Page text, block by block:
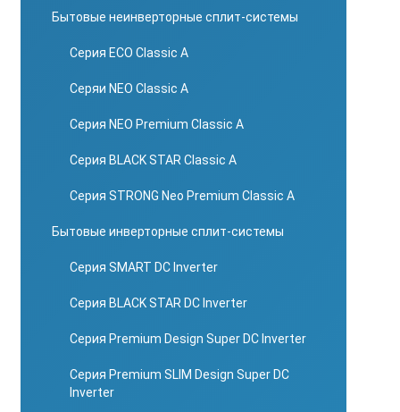
Бытовые неинверторные сплит-системы
Серия ECO Classic A
Серяи NEO Classic A
Серия NEO Premium Classic A
Серия BLACK STAR Classic A
Серия STRONG Neo Premium Classic A
Бытовые инверторные сплит-системы
Серия SMART DC Inverter
Серия BLACK STAR DC Inverter
Серия Premium Design Super DC Inverter
Серия Premium SLIM Design Super DC
Inverter